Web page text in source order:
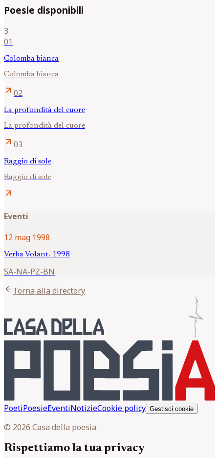
Poesie disponibili
3
01
Colomba bianca
Colomba bianca
arrow_outward 02
La profondità del cuore
La profondità del cuore
arrow_outward 03
Raggio di sole
Raggio di sole
arrow_outward
Eventi
12 mag 1998
Verba Volant. 1998
SA-NA-PZ-BN
arrow_backTorna alla directory
PoetiPoesieEventiNotizieCookie policy Gestisci cookie
© 2026 Casa della poesia
Rispettiamo la tua privacy